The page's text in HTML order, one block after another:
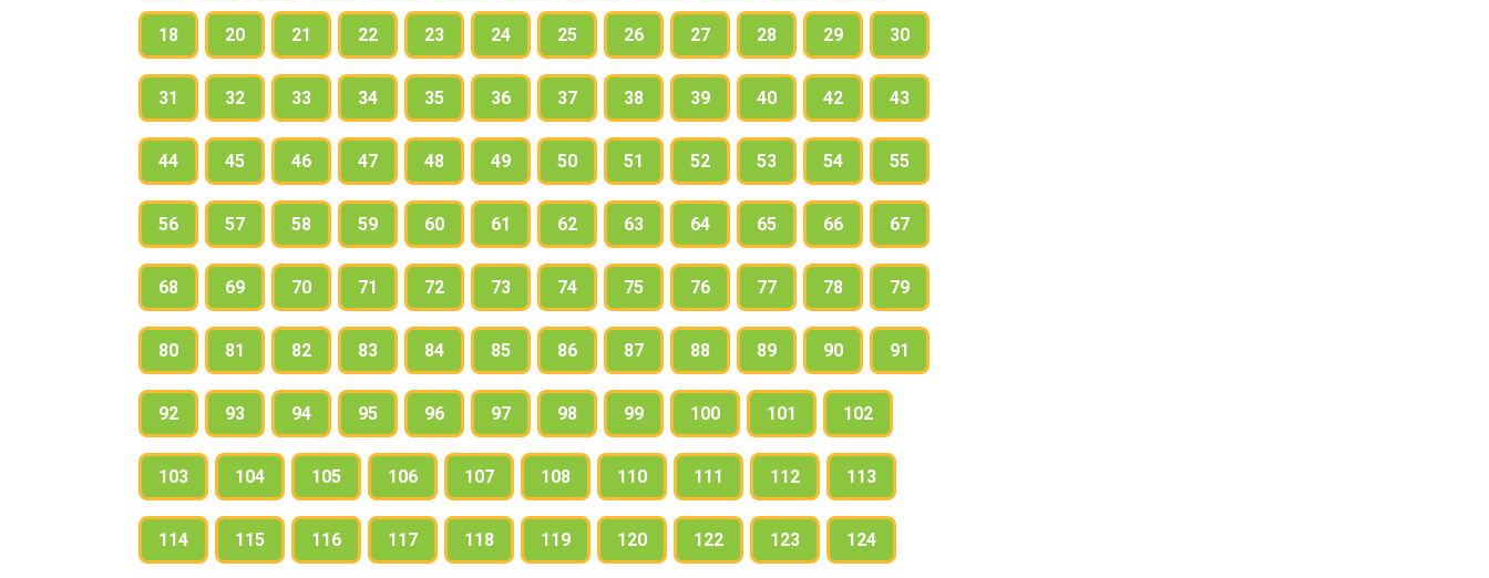
87. Прочитайте выразительно стихотворные строки.
Произнесите протяжно гласные звуки в словах второго предложения.
Помогли ли они услышать завывание ветра?
18 20 21 22 23 24 25 26 27 28 29 30
31 32 33 34 35 36 37 38 39 40 42 43
44 45 46 47 48 49 50 51 52 53 54 55
56 57 58 59 60 61 62 63 64 65 66 67
68 69 70 71 72 73 74 75 76 77 78 79
80 81 82 83 84 85 86 87 88 89 90 91
92 93 94 95 96 97 98 99 100 101 102
103 104 105 106 107 108 110 111 112 113
114 115 116 117 118 119 120 122 123 124